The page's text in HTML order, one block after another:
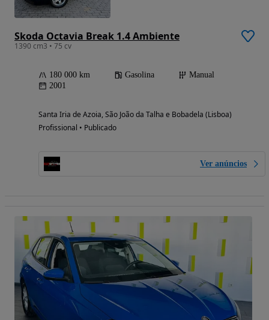
Skoda Octavia Break 1.4 Ambiente
1390 cm3 • 75 cv
180 000 km Gasolina
Manual
2001
Santa Iria de Azoia, São João da Talha e Bobadela (Lisboa)
Profissional • Publicado
Ver anúncios